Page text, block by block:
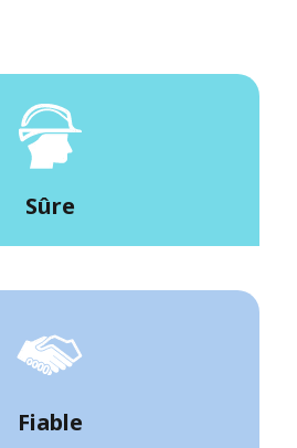
Sûre
Fiable